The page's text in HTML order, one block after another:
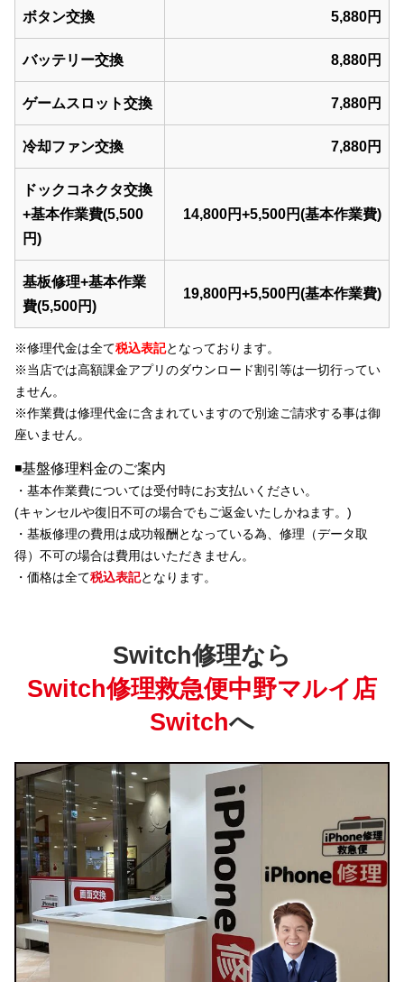
ボタン交換 5,880円
バッテリー交換 8,880円
ゲームスロット交換 7,880円
冷却ファン交換 7,880円
ドックコネクタ交換
+基本作業費(5,500
円)
14,800円+5,500円(基本作業費)
基板修理+基本作業
費(5,500円)
19,800円+5,500円(基本作業費)
※修理代金は全て税込表記となっております。
※当店では高額課金アプリのダウンロード割引等は一切行ってい
ません。
※作業費は修理代金に含まれていますので別途ご請求する事は御
座いません。
◾️基盤修理料金のご案内
・基本作業費については受付時にお支払いください。
(キャンセルや復旧不可の場合でもご返金いたしかねます。)
・基板修理の費用は成功報酬となっている為、修理（データ取
得）不可の場合は費用はいただきません。
・価格は全て税込表記となります。
Switch修理なら
Switch修理救急便中野マルイ店
Switchへ